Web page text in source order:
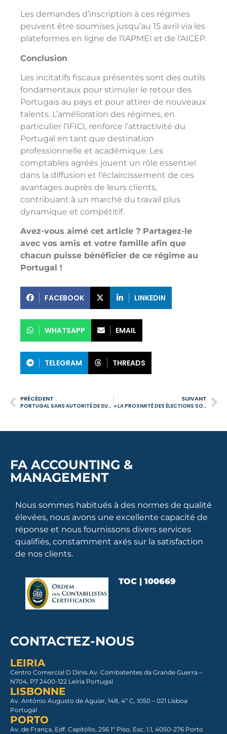
Les demandes d’inscription à ces régimes
peuvent être soumises jusqu’au 15 avril via les
plateformes en ligne de l’IAPMEI et de l’AICEP.
Conclusion
Les incitatifs fiscaux présentés sont des outils
fondamentaux pour stimuler le retour des
Portugais au pays et pour attirer de nouveaux
talents. L’amélioration des régimes, en
particulier l’IFICI, renforce l’attractivité du
Portugal en tant que destination
professionnelle et académique. Les
comptables agréés jouent un rôle essentiel
dans la diffusion et l’éclaircissement de ces
avantages auprès de leurs clients,
contribuant à un marché du travail plus
dynamique et compétitif.
Avez-vous aimé cet article ? Partagez-le
avec vos amis et votre famille afin que
chacun puisse bénéficier de ce régime au
Portugal !
FACEBOOK LINKEDIN
WHATSAPP EMAIL
TELEGRAM THREADS
PRÉCÉDENT
PORTUGAL SANS AUTORITÉ DE SUPERVISION DES PRESTATAIRES DE CRYPTO-ACTIFS ET LE RÈGLEMENT EUROPÉEN POUR LES CRYPTO-ACTIFS
SUIVANT
« LA PROXIMITÉ DES ÉLECTIONS SOULÈVE DES INCERTITUDES QUANT À LA CONTINUITÉ DE CES MESURES FISCALES. »
FA ACCOUNTING &
MANAGEMENT
Nous sommes habitués à des normes de qualité
élevées, nous avons une excellente capacité de
réponse et nous fournissons divers services
qualifiés, constamment axés sur la satisfaction
de nos clients.
TOC | 100669
CONTACTEZ-NOUS
LEIRIA
Centro Comercial D Dinis Av. Combatentes da Grande Guerra –
N704, P7 2400-122 Leiria Portugal
LISBONNE
Av. António Augusto de Aguiar, 148, 4º C, 1050 – 021 Lisboa​
Portugal
PORTO
Av. de França, Edf. Capitólio, 256 1º Piso, Esc. 1.1, 4050-276 Porto